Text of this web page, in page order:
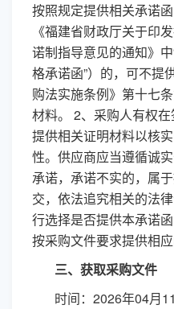
按照规定提供相关承诺
《福建省财政厅关于印
诺制指导意见的通知》
格承诺函”）的，可不提
购法实施条例》第十七
材料。 2、采购人有权
提供相关证明材料以核
性。供应商应当遵循诚
承诺，承诺不实的，属
交，依法追究相关的法
行选择是否提供本承诺
按采购文件要求提供相应
三、获取采购文件
时间： 2026年04月11